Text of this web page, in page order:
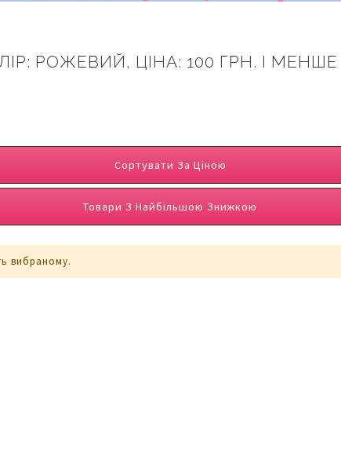
РОЖЕВИЙ, ЦІНА: 100 ГРН. І МЕНШЕ
Сортувати За Ціною
Товари З Найбільшою Знижкою
вибраному.